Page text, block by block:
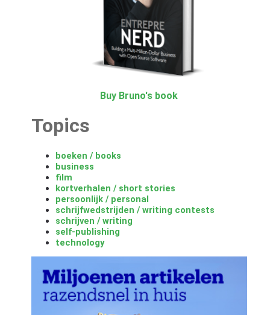
Buy Bruno's book
Topics
boeken / books
business
film
kortverhalen / short stories
persoonlijk / personal
schrijfwedstrijden / writing contests
schrijven / writing
self-publishing
technology